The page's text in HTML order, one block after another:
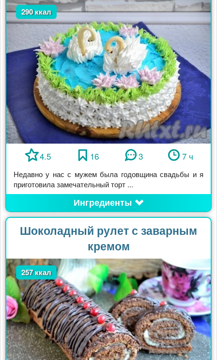
290 ккал
4.5 16 3 7 ч
Недавно у нас с мужем была годовщина свадьбы и я
приготовила замечательный торт ...
Ингредиенты
Шоколадный рулет с заварным
кремом
257 ккал